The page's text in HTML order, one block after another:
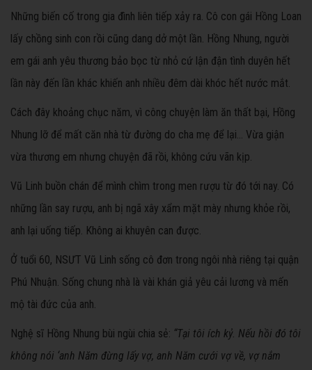
Những biến cố trong gia đình liên tiếp xảy ra. Cô con gái Hồng Loan
lấy chồng sinh con rồi cũng dang dở một lần. Hồng Nhung, người
em gái anh yêu thương bảo bọc từ nhỏ cứ lận đận tình duyên hết
lần này đến lần khác khiến anh nhiều đêm dài khóc hết nước mắt.
Cách đây khoảng chục năm, vì công chuyện làm ăn thất bại, Hồng
Nhung lỡ để mất căn nhà từ đường do cha mẹ để lại… Vừa giận
vừa thương em nhưng chuyện đã rồi, không cứu vãn kịp.
Vũ Linh buồn chán để mình chìm trong men rượu từ đó tới nay. Có
những lần say rượu, anh bị ngã xây xẩm mặt mày nhưng khỏe rồi,
anh lại uống tiếp. Không ai khuyên can được.
Ở tuổi 60, NSƯT Vũ Linh sống cô đơn trong ngôi nhà riêng tại quận
Phú Nhuận. Sống chung nhà là vài khán giả yêu cải lương và mến
mộ tài đức của anh.
Nghệ sĩ Hồng Nhung bùi ngùi chia sẻ: “Tại tôi ích kỷ. Nếu hồi đó tôi
không nói ‘anh Năm đừng lấy vợ, anh Năm cưới vợ về, vợ nắm